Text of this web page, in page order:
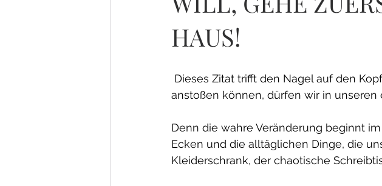
HAUS!
Dieses Zitat trifft den Nagel auf den
anstoßen können, dürfen wir in
Denn die wahre Veränderung beginnt
Ecken und die alltäglichen Dinge, die
Kleiderschrank, der chaotische